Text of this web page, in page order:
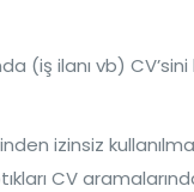
(iş ilanı vb)
izinsiz
CV